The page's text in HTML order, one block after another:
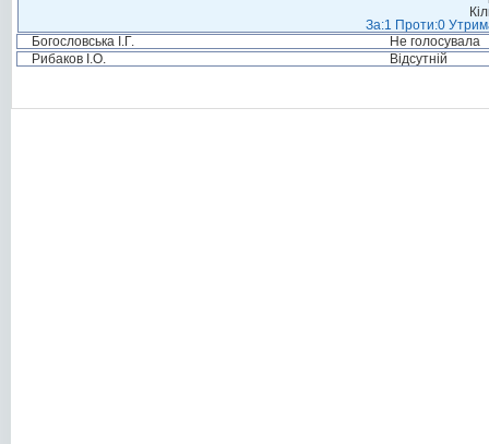
За:1 Проти:0
Богословська І.Г.
Не голосувала
Рибаков І.О.
Відсутній